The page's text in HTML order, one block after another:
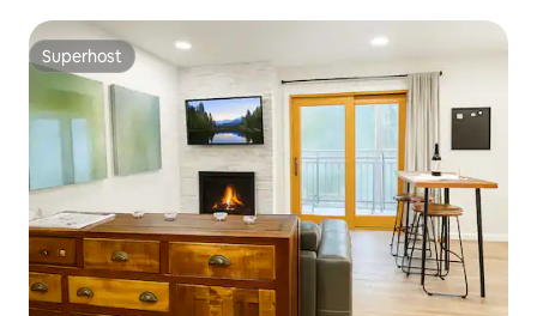
Superhost
Superhost